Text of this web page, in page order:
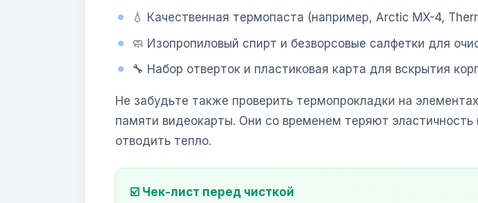
💧 Качественная термопаста (например, Arctic MX-4,
🧼 Изопропиловый спирт и безворсовые салфетки для
🔧 Набор отверток и пластиковая карта для вскрытия
Не забудьте также проверить термопрокладки на
памяти видеокарты. Они со временем теряют эластичность
отводить тепло.
☑️ Чек-лист перед чисткой